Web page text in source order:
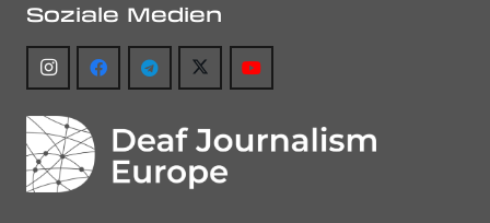
Soziale Medien